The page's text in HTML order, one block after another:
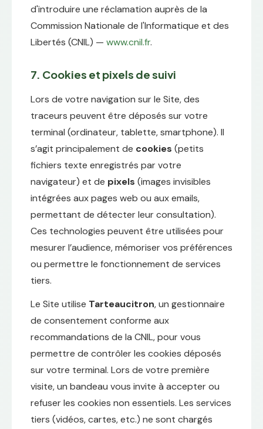
d'introduire une réclamation auprès de la
Commission Nationale de l'Informatique et des
Libertés (CNIL) — www.cnil.fr.
7. Cookies et pixels de suivi
Lors de votre navigation sur le Site, des
traceurs peuvent être déposés sur votre
terminal (ordinateur, tablette, smartphone). Il
s’agit principalement de cookies (petits
fichiers texte enregistrés par votre
navigateur) et de pixels (images invisibles
intégrées aux pages web ou aux emails,
permettant de détecter leur consultation).
Ces technologies peuvent être utilisées pour
mesurer l’audience, mémoriser vos préférences
ou permettre le fonctionnement de services
tiers.
Le Site utilise Tarteaucitron, un gestionnaire
de consentement conforme aux
recommandations de la CNIL, pour vous
permettre de contrôler les cookies déposés
sur votre terminal. Lors de votre première
visite, un bandeau vous invite à accepter ou
refuser les cookies non essentiels. Les services
tiers (vidéos, cartes, etc.) ne sont chargés